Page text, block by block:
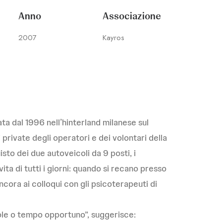
Anno
2007
Associazione
Kayros
dal 1996 nell’hinterland milanese sul
degli operatori e dei volontari della
dei due autoveicoli da 9 posti, i
di tutti i giorni: quando si recano presso
ai colloqui con gli psicoterapeuti di
o tempo opportuno”, suggerisce: